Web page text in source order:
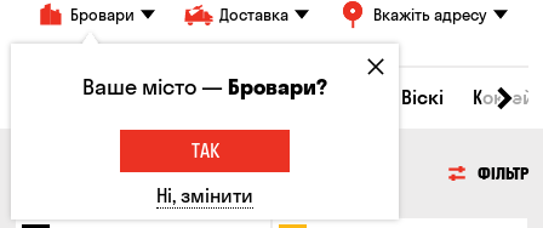
Бровари Доставка Вкажіть адресу
Всі товари Пиво Сидр Віскі
ФІЛЬТР
Ваше місто —Бровари?
ТАК
Ні, змінити